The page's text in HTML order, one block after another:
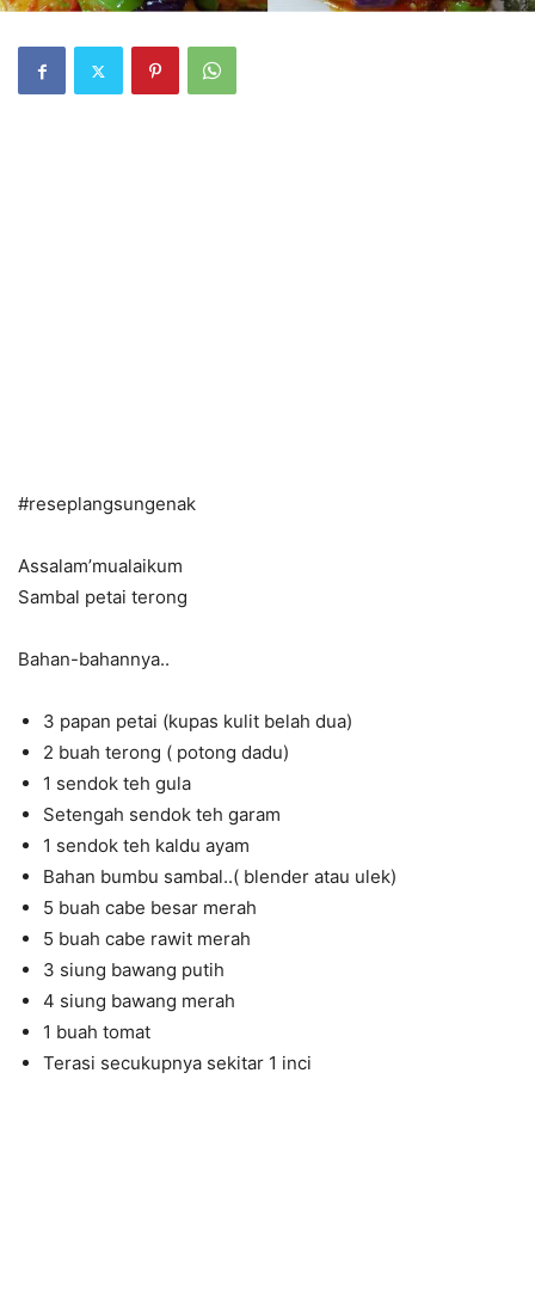
#reseplangsungenak
Assalam’mualaikum
Sambal petai terong
Bahan-bahannya..
3 papan petai (kupas kulit belah dua)
2 buah terong ( potong dadu)
1 sendok teh gula
Setengah sendok teh garam
1 sendok teh kaldu ayam
Bahan bumbu sambal..( blender atau ulek)
5 buah cabe besar merah
5 buah cabe rawit merah
3 siung bawang putih
4 siung bawang merah
1 buah tomat
Terasi secukupnya sekitar 1 inci